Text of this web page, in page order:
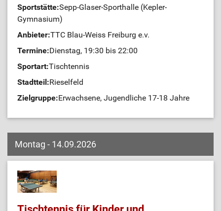
Sportstätte:Sepp-Glaser-Sporthalle (Kepler-
Gymnasium)
Anbieter:TTC Blau-Weiss Freiburg e.v.
Termine:Dienstag, 19:30 bis 22:00
Sportart:Tischtennis
Stadtteil:Rieselfeld
Zielgruppe:Erwachsene, Jugendliche 17-18 Jahre
Montag - 14.09.2026